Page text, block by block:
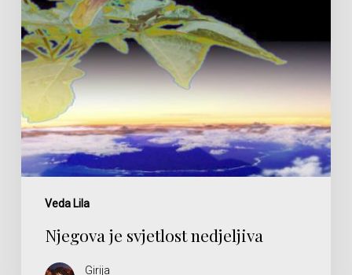
Veda Lila
Njegova je svjetlost nedjeljiva
Girija